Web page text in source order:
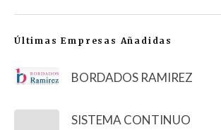
Últimas Empresas Añadidas
BORDADOS RAMIREZ
SISTEMA CONTINUO